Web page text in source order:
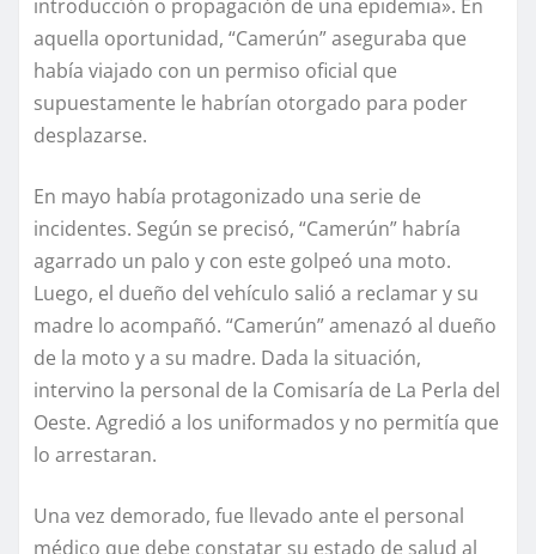
introducción o propagación de una epidemia». En
aquella oportunidad, “Camerún” aseguraba que
había viajado con un permiso oficial que
supuestamente le habrían otorgado para poder
desplazarse.
En mayo había protagonizado una serie de
incidentes. Según se precisó, “Camerún” habría
agarrado un palo y con este golpeó una moto.
Luego, el dueño del vehículo salió a reclamar y su
madre lo acompañó. “Camerún” amenazó al dueño
de la moto y a su madre. Dada la situación,
intervino la personal de la Comisaría de La Perla del
Oeste. Agredió a los uniformados y no permitía que
lo arrestaran.
Una vez demorado, fue llevado ante el personal
médico que debe constatar su estado de salud al